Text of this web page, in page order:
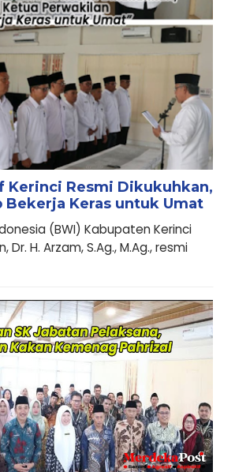
Kerinci Resmi Dikukuhkan,
Bekerja Keras untuk Umat
(BWI) Kabupaten Kerinci
Dr. H. Arzam, S.Ag., M.Ag., resmi